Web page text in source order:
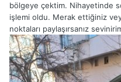
bölgeye çektim. Nihayetinde
işlemi oldu. Merak ettiğiniz
noktaları paylaşırsanız